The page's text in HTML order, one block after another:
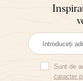
Sunt de
caracter